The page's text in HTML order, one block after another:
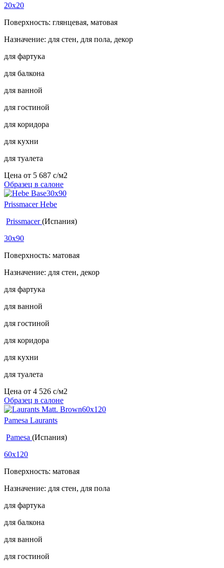
20x20
Поверхность: глянцевая, матовая
Назначение: для стен, для пола, декор
для фартука
для балкона
для ванной
для гостиной
для коридора
для кухни
для туалета
Цена от 5 687 c/м2
Образец в салоне
Prissmacer Hebe
Prissmacer(Испания)
30x90
Поверхность: матовая
Назначение: для стен, декор
для фартука
для ванной
для гостиной
для коридора
для кухни
для туалета
Цена от 4 526 c/м2
Образец в салоне
Pamesa Laurants
Pamesa (Испания)
60x120
Поверхность: матовая
Назначение: для стен, для пола
для фартука
для балкона
для ванной
для гостиной